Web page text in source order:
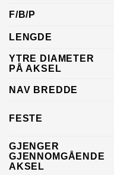
F/B/P
LENGDE
YTRE DIAMETER
PÅ AKSEL
NAV BREDDE
FESTE
GJENGER
GJENNOMGÅENDE
AKSEL